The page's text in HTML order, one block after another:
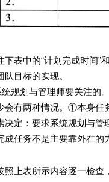
的“计划完成时间”和“
目标的实现。
与管理师要关注的。
会有两种情况。①本身
定：要求系统规划与管
成任务不是主要靠外在
所示内容逐一检查，